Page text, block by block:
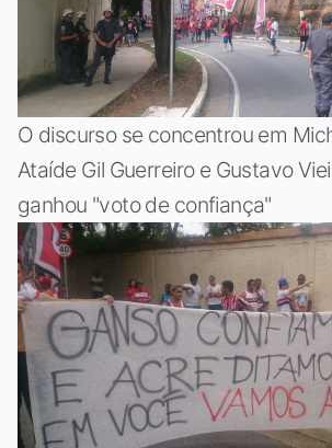
O discurso se concentrou em
Ataíde Gil Guerreiro e Gustavo
ganhou "voto de confiança"